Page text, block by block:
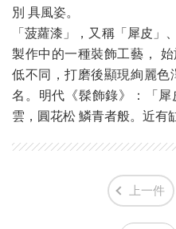
別 具風姿。
「菠蘿漆」，又稱「犀皮」
製作中的一種裝飾工藝，
低不同，打磨後顯現絢麗色
名。明代《髹飾錄》：「
雲，圓花松 鱗青者般。近有
上一件